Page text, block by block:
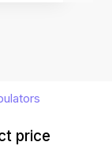
price